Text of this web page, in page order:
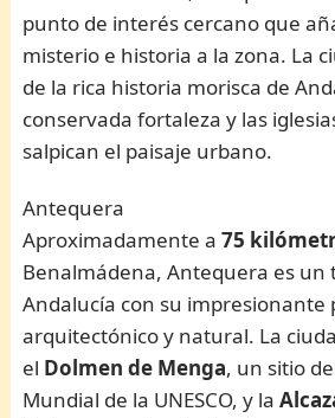
punto de interés cercano que
misterio e historia a la zona. La
de la rica historia morisca de
conservada fortaleza y las
salpican el paisaje urbano.
Antequera
Aproximadamente a75
Benalmádena, Antequera es un
Andalucía con su impresionante
arquitectónico y natural. La
el Dolmen de Menga, un sitio
Mundial de la UNESCO, y la